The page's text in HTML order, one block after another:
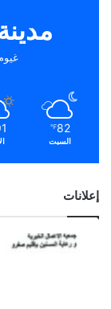
82
℉
السبت
إعلانات